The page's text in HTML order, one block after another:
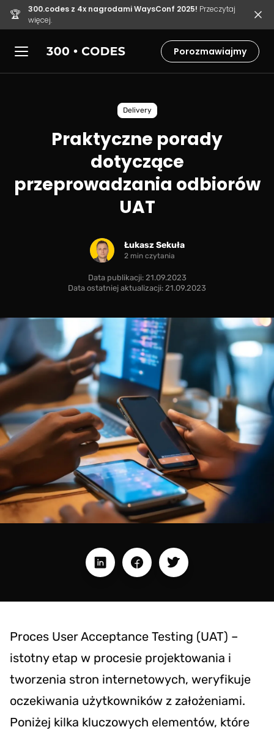
🏆 300.codes z 4x nagrodami WaysConf 2025! Przeczytaj
więcej.
Porozmawiajmy
Delivery
Praktyczne porady
dotyczące
przeprowadzania odbiorów
UAT
Łukasz Sekuła
2 min czytania
Data publikacji: 21.09.2023
Data ostatniej aktualizacji: 21.09.2023
Proces User Acceptance Testing (UAT) –
istotny etap w procesie projektowania i
tworzenia stron internetowych, weryfikuje
oczekiwania użytkowników z założeniami.
Poniżej kilka kluczowych elementów, które